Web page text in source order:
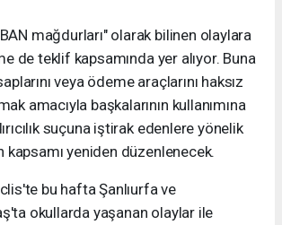
mağdurları" olarak bilinen olaylara
de teklif kapsamında yer alıyor. Buna
veya ödeme araçlarını haksız
amacıyla başkalarının kullanımına
suçuna iştirak edenlere yönelik
yeniden düzenlenecek.
bu hafta Şanlıurfa ve
okullarda yaşanan olaylar ile